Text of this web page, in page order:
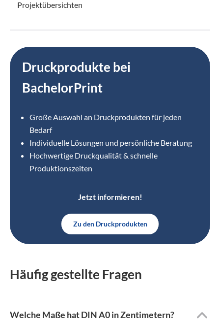
Projektübersichten
Druckprodukte bei
BachelorPrint
Große Auswahl an Druckprodukten für jeden
Bedarf
Individuelle Lösungen und persönliche Beratung
Hochwertige Druckqualität & schnelle
Produktionszeiten
Jetzt informieren!
Zu den Druckprodukten
Häufig gestellte Fragen
Welche Maße hat DIN A0 in Zentimetern?